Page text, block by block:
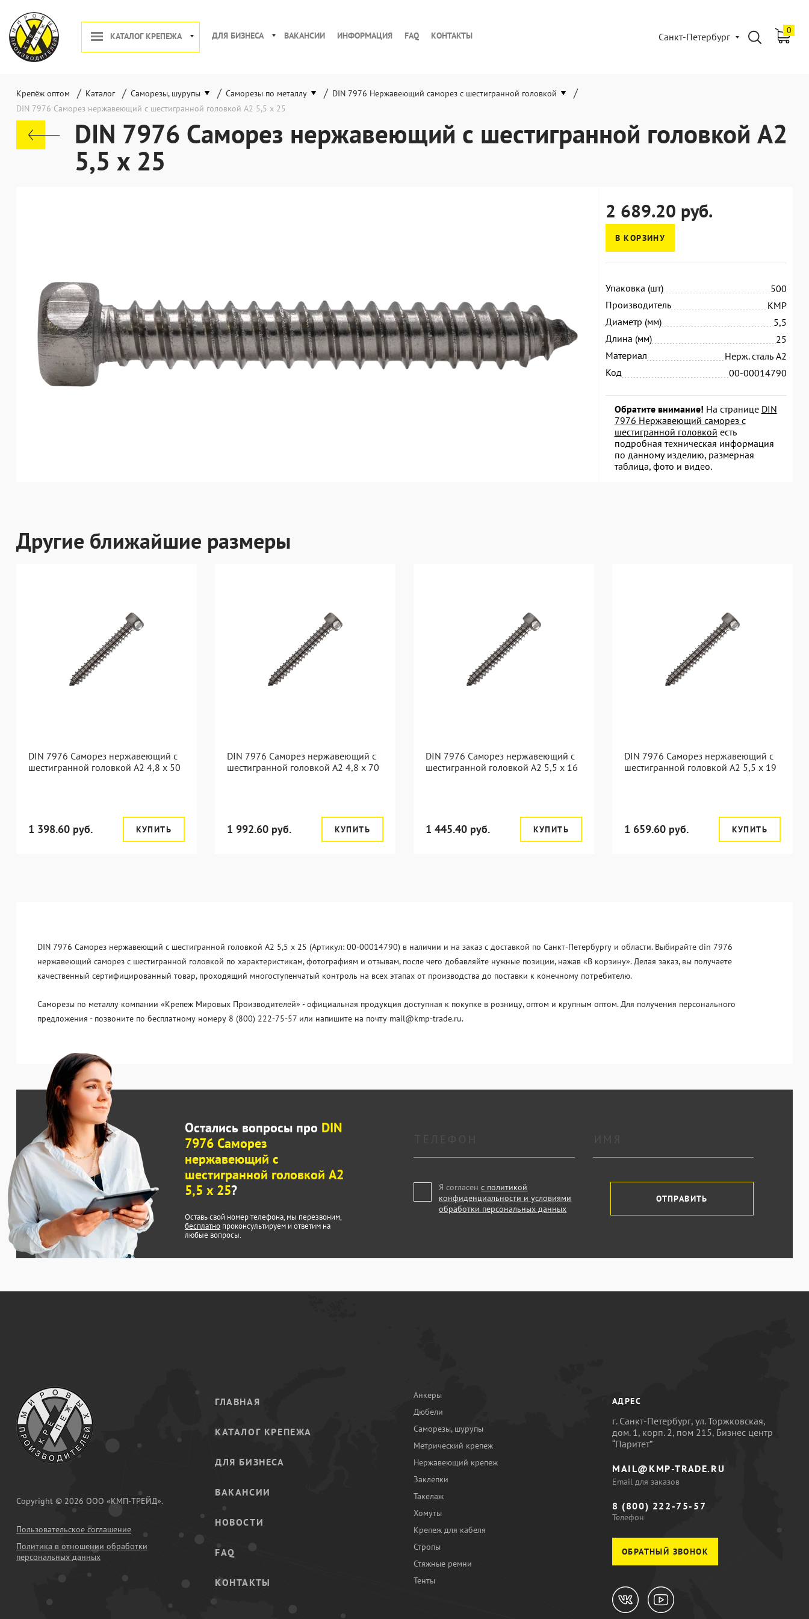
КАТАЛОГ КРЕПЕЖА ДЛЯ БИЗНЕСА ВАКАНСИИ ИНФОРМАЦИЯ FAQ КОНТАКТЫ Санкт-Петербург
0
Крепёж оптом / Каталог / Саморезы, шурупы / Саморезы по металлу / DIN 7976 Нержавеющий саморез с шестигранной головкой /
DIN 7976 Саморез нержавеющий с шестигранной головкой А2 5,5 x 25
DIN 7976 Саморез нержавеющий с шестигранной головкой А2
5,5 x 25
2 689.20 руб.
В КОРЗИНУ
Упаковка (шт)
500
Производитель
KMP
Диаметр (мм)
5,5
Длина (мм)
25
Материал
Нерж. сталь А2
Код
00-00014790
Обратите внимание! На странице DIN
7976 Нержавеющий саморез с
шестигранной головкой есть
подробная техническая информация
по данному изделию, размерная
таблица, фото и видео.
Другие ближайшие размеры
DIN 7976 Саморез нержавеющий с
шестигранной головкой А2 4,8 x 50
1 398.60 руб. КУПИТЬ
DIN 7976 Саморез нержавеющий с
шестигранной головкой А2 4,8 x 70
1 992.60 руб. КУПИТЬ
DIN 7976 Саморез нержавеющий с
шестигранной головкой А2 5,5 x 16
1 445.40 руб. КУПИТЬ
DIN 7976 Саморез нержавеющий с
шестигранной головкой А2 5,5 x 19
1 659.60 руб. КУПИТЬ
DIN 7976 Саморез нержавеющий с шестигранной головкой А2 5,5 x 25 (Артикул: 00-00014790) в наличии и на заказ с доставкой по Санкт-Петербургу и области. Выбирайте din 7976
нержавеющий саморез с шестигранной головкой по характеристикам, фотографиям и отзывам, после чего добавляйте нужные позиции, нажав «В корзину». Делая заказ, вы получаете
качественный сертифицированный товар, проходящий многоступенчатый контроль на всех этапах от производства до поставки к конечному потребителю.
Саморезы по металлу компании «Крепеж Мировых Производителей» - официальная продукция доступная к покупке в розницу, оптом и крупным оптом. Для получения персонального
предложения - позвоните по бесплатному номеру 8 (800) 222-75-57 или напишите на почту mail@kmp-trade.ru.
Остались вопросы про DIN
7976 Саморез
нержавеющий с
шестигранной головкой А2
5,5 x 25?
Оставь свой номер телефона, мы перезвоним,
бесплатно проконсультируем и ответим на
любые вопросы.
Я согласенс политикой
конфиденциальности и условиями
обработки персональных данных
ОТПРАВИТЬ
Copyright © 2026 ООО «КМП-ТРЕЙД».
Пользовательское соглашение
Политика в отношении обработки
персональных данных
ГЛАВНАЯ
КАТАЛОГ КРЕПЕЖА
ДЛЯ БИЗНЕСА
ВАКАНСИИ
НОВОСТИ
FAQ
КОНТАКТЫ
Анкеры
Дюбели
Саморезы, шурупы
Метрический крепеж
Нержавеющий крепеж
Заклепки
Такелаж
Хомуты
Крепеж для кабеля
Стропы
Стяжные ремни
Тенты
АДРЕС
г. Санкт-Петербург, ул. Торжковская,
дом. 1, корп. 2, пом 215, Бизнес центр
“Паритет”
MAIL@KMP-TRADE.RU
Email для заказов
8 (800) 222-75-57
Телефон
ОБРАТНЫЙ ЗВОНОК